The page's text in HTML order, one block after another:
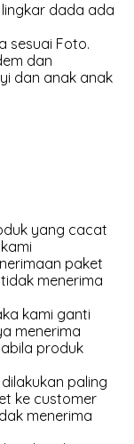
dada ada
sesuai Foto.
dan
dan anak anak
yang cacat
paket
menerima
kami ganti
menerima
produk
paling
ke customer
menerima